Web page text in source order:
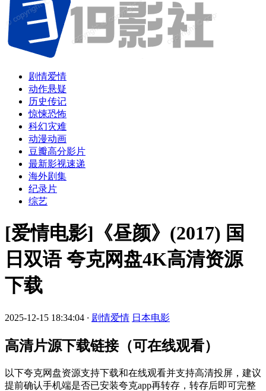
剧情爱情
动作悬疑
历史传记
惊悚恐怖
科幻灾难
动漫动画
豆瓣高分影片
最新影视速递
海外剧集
纪录片
综艺
[爱情电影]《昼颜》(2017) 国
日双语 夸克网盘4K高清资源
下载
2025-12-15 18:34:04 · 剧情爱情 日本电影
高清片源下载链接（可在线观看）
以下夸克网盘资源支持下载和在线观看并支持高清投屏，建议
提前确认手机端是否已安装夸克app再转存，转存后即可完整